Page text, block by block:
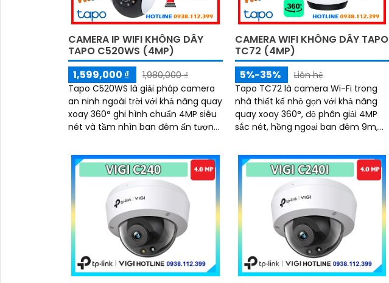
CAMERA IP WIFI KHÔNG DÂY
TAPO C520WS (4MP)
1,599,000 ₫
1,980,000 ₫
Tapo C520WS là giải pháp camera
an ninh ngoài trời với khả năng quay
xoay 360° ghi hình chuẩn 4MP siêu
nét và tầm nhìn ban đêm ấn tượng
đàm thoại hai chiều, phát hiện
chuyển động thông minh và báo
động kịp thời, camera giúp bạn kiểm
soát an toàn dù ở bất cứ đâu
CAMERA WIFI KHÔNG DÂY TAPO
TC72 (4MP)
5%-35%
Liên hệ
Tapo TC72 là camera Wi-Fi trong
nhà thiết kế nhỏ gọn với khả năng
quay xoay 360°, độ phân giải 4MP
sắc nét, hồng ngoại ban đêm 9m,
camera giúp bạn quan sát mọi
ngóc ngách trong không gian sống.
Tích hợp tính năng phát hiện
chuyển động và báo động thông
minh, cùng khe thẻ nhớ hỗ trợ đến
512GB, Tapo TC72 mang đến sự an
tâm tuyệt đối cho cả gia đình